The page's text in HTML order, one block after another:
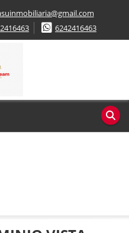
6242416463